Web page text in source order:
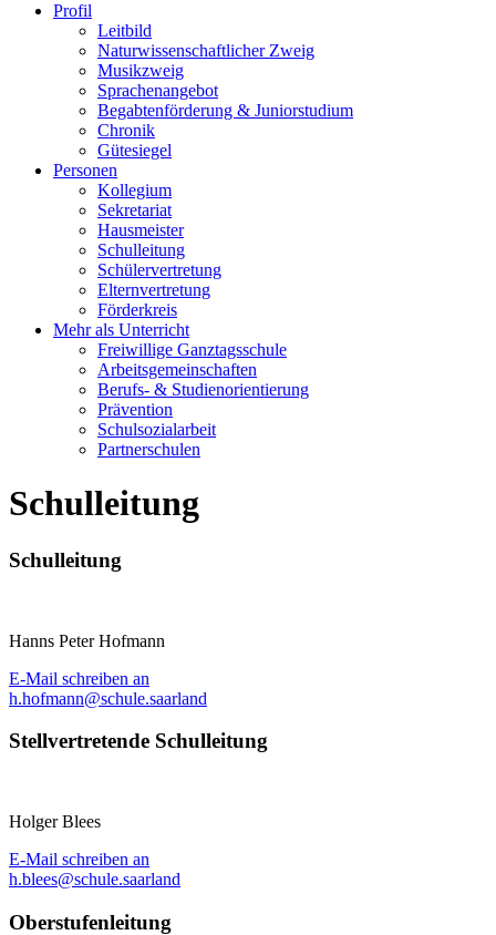
Profil
Leitbild
Naturwissenschaftlicher Zweig
Musikzweig
Sprachenangebot
Begabtenförderung & Juniorstudium
Chronik
Gütesiegel
Personen
Kollegium
Sekretariat
Hausmeister
Schulleitung
Schülervertretung
Elternvertretung
Förderkreis
Mehr als Unterricht
Freiwillige Ganztagsschule
Arbeitsgemeinschaften
Berufs- & Studienorientierung
Prävention
Schulsozialarbeit
Partnerschulen
Schulleitung
Schulleitung
Hanns Peter Hofmann
E-Mail schreiben an
h.hofmann@schule.saarland
Stellvertretende Schulleitung
Holger Blees
E-Mail schreiben an
h.blees@schule.saarland
Oberstufenleitung